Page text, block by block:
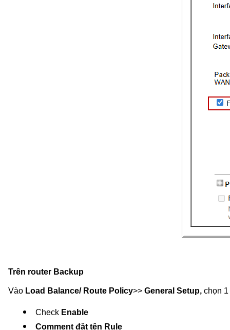
Trên router Backup
Vào Load Balance/ Route Policy>> General Setup, chọn
Check Enable
Comment đặt tên Rule